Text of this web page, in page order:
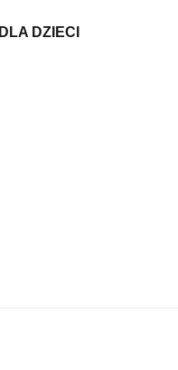
DLA DZIECI